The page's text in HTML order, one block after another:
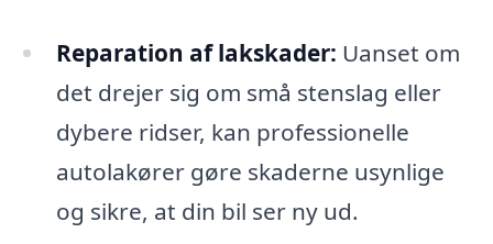
Reparation af lakskader: Uanset om
det drejer sig om små stenslag eller
dybere ridser, kan professionelle
autolakører gøre skaderne usynlige
og sikre, at din bil ser ny ud.